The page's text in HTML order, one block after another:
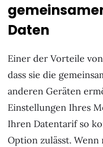
Daten
Einer der Vorteile von
dass sie die
anderen Geräten
Einstellungen Ihres
Ihren Datentarif so
Option zulässt.